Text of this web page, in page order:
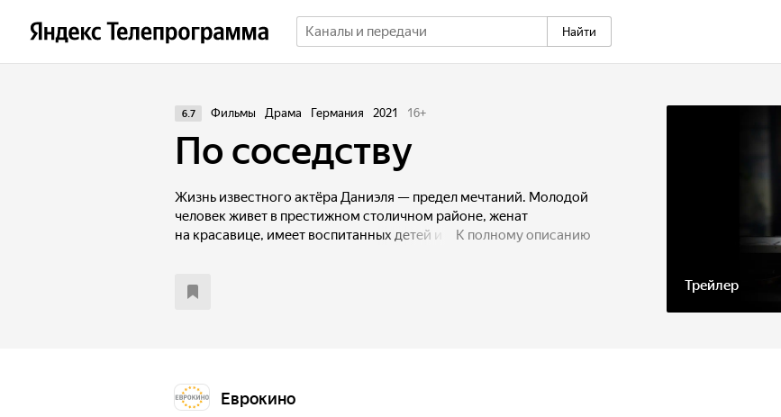
Найти
Трейлер
6.7 Фильмы Драма Германия 2021 16+
По соседству
Жизнь известного актёра Даниэля — предел мечтаний. Молодой
человек живет в престижном столичном районе, женат
на красавице, имеет воспитанных детей и блестящую карьеру.
судьбоносная встреча.
К полному описанию
Еврокино